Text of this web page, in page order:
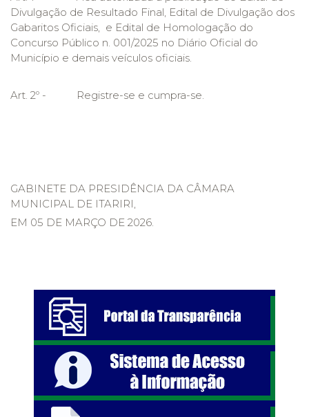
Divulgação de Resultado Final, Edital de Divulgação dos
Gabaritos Oficiais, e Edital de Homologação do
Concurso Público n. 001/2025 no Diário Oficial do
Município e demais veículos oficiais.
Art. 2º - Registre-se e cumpra-se.
GABINETE DA PRESIDÊNCIA DA CÂMARA
MUNICIPAL DE ITARIRI,
EM 05 DE MARÇO DE 2026.